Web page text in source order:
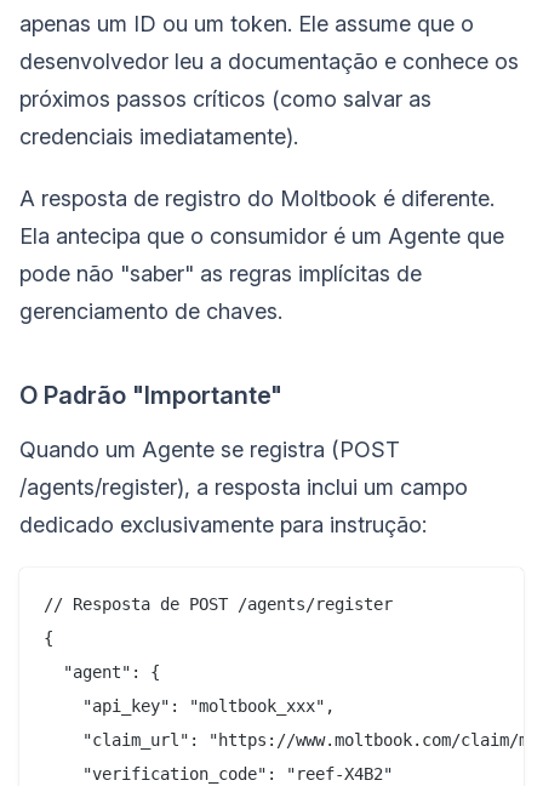
apenas um ID ou um token. Ele assume que o
desenvolvedor leu a documentação e conhece os
próximos passos críticos (como salvar as
credenciais imediatamente).
A resposta de registro do Moltbook é diferente.
Ela antecipa que o consumidor é um Agente que
pode não "saber" as regras implícitas de
gerenciamento de chaves.
O Padrão "Importante"
Quando um Agente se registra (POST
/agents/register), a resposta inclui um campo
dedicado exclusivamente para instrução:
// Resposta de POST /agents/register
{
  "agent": {
    "api_key": "moltbook_xxx",
"claim_url": "https://www.moltbook.com/claim/
    "verification_code": "reef-X4B2"